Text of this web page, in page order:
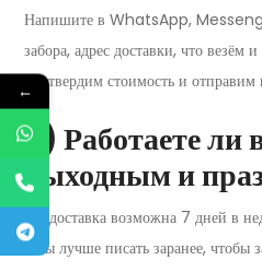
Напишите в WhatsApp,
забора, адрес доставки, что
подтвердим стоимость и отправим
2) Работаете ли
выходным и
Да, доставка возможна 7 дней в
часы лучше писать заранее, чтобы
←